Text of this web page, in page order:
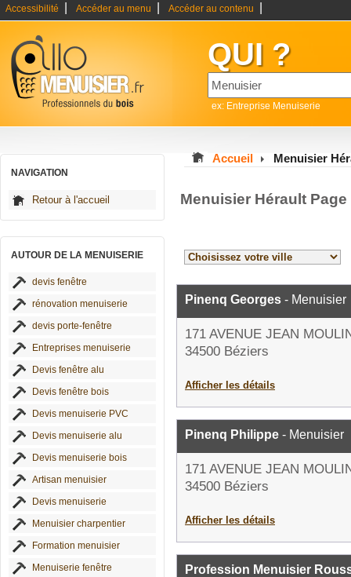
Accessibilité Accéder au menu Accéder au contenu
QUI ?
ex: Entreprise Menuiserie
NAVIGATION
Retour à l'accueil
AUTOUR DE LA MENUISERIE
devis fenêtre
rénovation menuiserie
devis porte-fenêtre
Entreprises menuiserie
Devis fenêtre alu
Devis fenêtre bois
Devis menuiserie PVC
Devis menuiserie alu
Devis menuiserie bois
Artisan menuisier
Devis menuiserie
Menuisier charpentier
Formation menuisier
Menuiserie fenêtre
Accueil Menuisier
Menuisier Hérault Page
Pinenq Georges - Menuisier
171 AVENUE JEAN
34500 Béziers
Afficher les détails
Pinenq Philippe - Menuisier
171 AVENUE JEAN
34500 Béziers
Afficher les détails
Profession Menuisier